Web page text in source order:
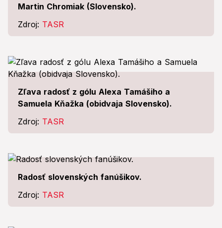
Martin Chromiak (Slovensko).
Zdroj: TASR
Zľava radosť z gólu Alexa Tamášiho a
Samuela Kňažka (obidvaja Slovensko).
Zdroj: TASR
Radosť slovenských fanúšikov.
Zdroj: TASR